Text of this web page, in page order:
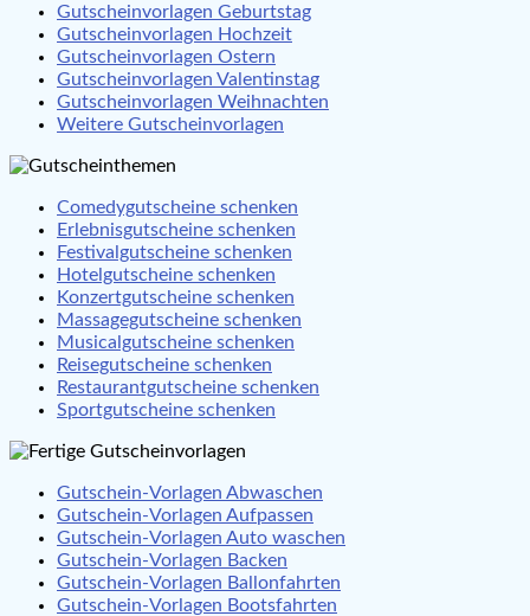
Gutscheinvorlagen Geburtstag
Gutscheinvorlagen Hochzeit
Gutscheinvorlagen Ostern
Gutscheinvorlagen Valentinstag
Gutscheinvorlagen Weihnachten
Weitere Gutscheinvorlagen
Comedygutscheine schenken
Erlebnisgutscheine schenken
Festivalgutscheine schenken
Hotelgutscheine schenken
Konzertgutscheine schenken
Massagegutscheine schenken
Musicalgutscheine schenken
Reisegutscheine schenken
Restaurantgutscheine schenken
Sportgutscheine schenken
Gutschein-Vorlagen Abwaschen
Gutschein-Vorlagen Aufpassen
Gutschein-Vorlagen Auto waschen
Gutschein-Vorlagen Backen
Gutschein-Vorlagen Ballonfahrten
Gutschein-Vorlagen Bootsfahrten